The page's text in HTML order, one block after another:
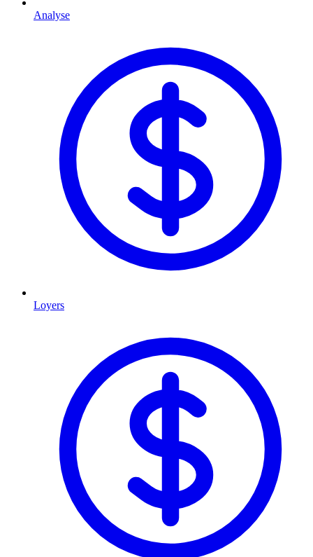
Analyse
Loyers